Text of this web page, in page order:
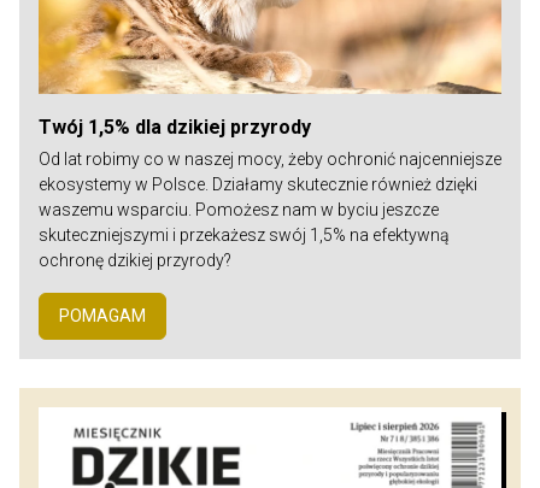
Twój 1,5% dla dzikiej przyrody
Od lat robimy co w naszej mocy, żeby ochronić najcenniejsze
ekosystemy w Polsce. Działamy skutecznie również dzięki
waszemu wsparciu. Pomożesz nam w byciu jeszcze
skuteczniejszymi i przekażesz swój 1,5% na efektywną
ochronę dzikiej przyrody?
POMAGAM